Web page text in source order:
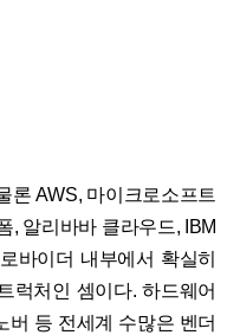
론 AWS, 마이크로소프트
, 알리바바 클라우드, IBM
바이더 내부에서 확실히
럭처인 셈이다. 하드웨어
버 등 전세계 수많은 벤더